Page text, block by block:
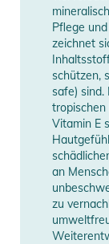
Pflege
zeichnet
schützen,
safe) sind.
Vitamin E
an
zu